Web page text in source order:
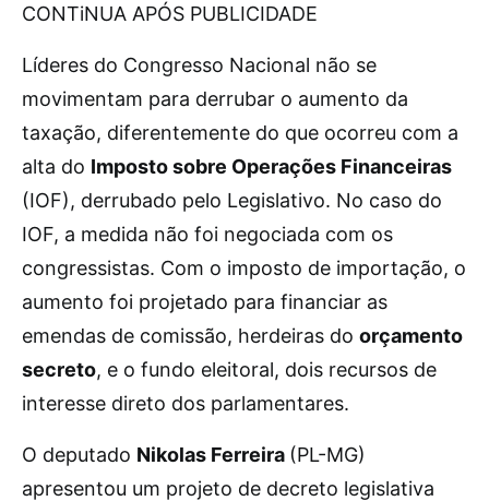
CONTiNUA APÓS PUBLICIDADE
Líderes do Congresso Nacional não se
movimentam para derrubar o aumento da
taxação, diferentemente do que ocorreu com a
alta do Imposto sobre Operações Financeiras
(IOF), derrubado pelo Legislativo. No caso do
IOF, a medida não foi negociada com os
congressistas. Com o imposto de importação, o
aumento foi projetado para financiar as
emendas de comissão, herdeiras do orçamento
secreto, e o fundo eleitoral, dois recursos de
interesse direto dos parlamentares.
O deputado Nikolas Ferreira (PL-MG)
apresentou um projeto de decreto legislativa